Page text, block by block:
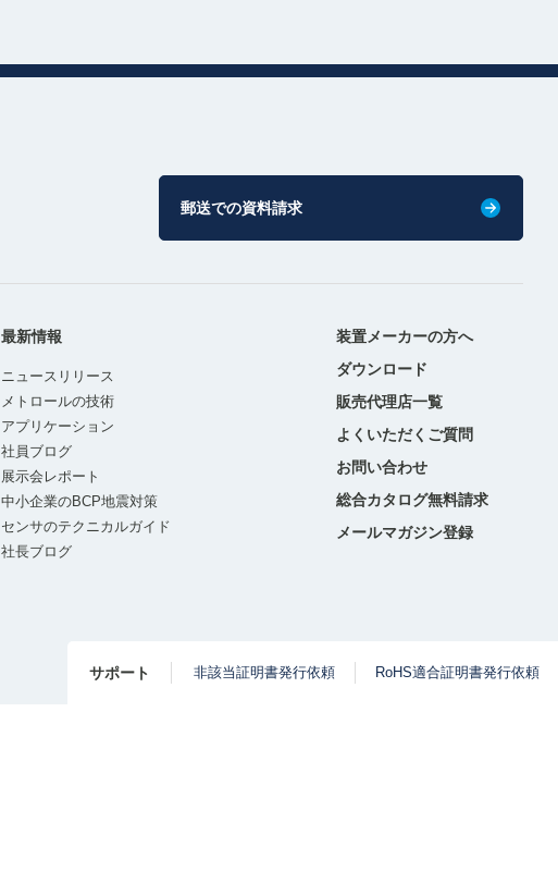
郵送での資料請求
最新情報
ニュースリリース
メトロールの技術
アプリケーション
社員ブログ
展示会レポート
中小企業のBCP地震対策
センサのテクニカルガイド
社長ブログ
装置メーカーの方へ
ダウンロード
販売代理店一覧
よくいただくご質問
お問い合わせ
総合カタログ無料請求
メールマガジン登録
サポート 非該当証明書発行依頼 RoHS適合証明書発行依頼